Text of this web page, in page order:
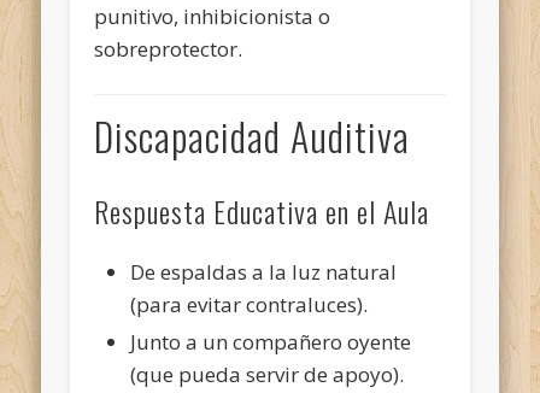
punitivo, inhibicionista o
sobreprotector.
Discapacidad Auditiva
Respuesta Educativa en el Aula
De espaldas a la luz natural
(para evitar contraluces).
Junto a un compañero oyente
(que pueda servir de apoyo).